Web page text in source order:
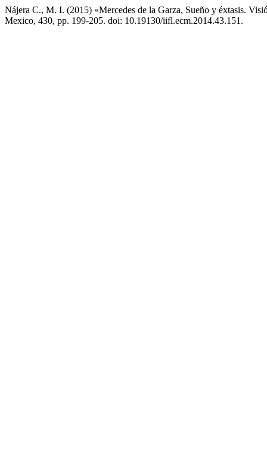
Nájera C., M. I. (2015) «Mercedes de la Garza, Sueño y éxtasis.
Mexico, 430, pp. 199-205. doi: 10.19130/iifl.ecm.2014.43.151.